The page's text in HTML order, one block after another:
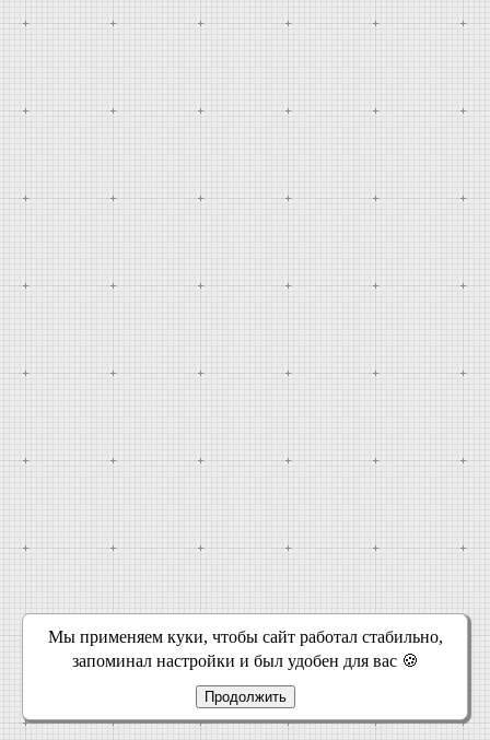
Мы применяем куки, чтобы сайт работал стабильно,
запоминал настройки и был удобен для вас 🍪
Продолжить